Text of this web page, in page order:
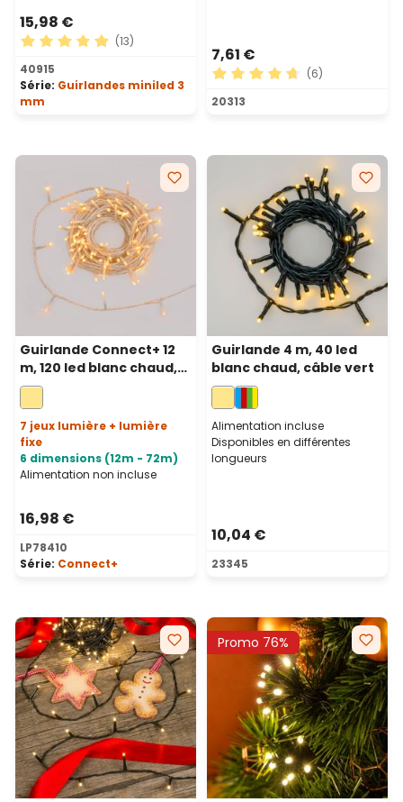
15,98 €
Note moyenne de 4.92 sur 5 étoiles
(13)
40915
Série: Guirlandes miniled 3
mm
7,61 €
Note moyenne de 4.83 sur
(6)
20313
Guirlande Connect+ 12
m, 120 led blanc chaud,
câble transparent,
prolongeable
7 jeux lumière + lumière
fixe
6 dimensions (12m - 72m)
Alimentation non incluse
16,98 €
LP78410
Série: Connect+
Guirlande 4 m, 40 led
blanc chaud, câble vert
Alimentation incluse
Disponibles en différentes
longueurs
10,04 €
23345
Promo 76%